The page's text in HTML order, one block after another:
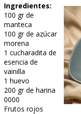
Ingredientes:
100 gr de
manteca
100 gr de azúcar
morena
1 cucharadita de
esencia de
vainilla
1 huevo
200 gr de harina
0000
Frutos rojos